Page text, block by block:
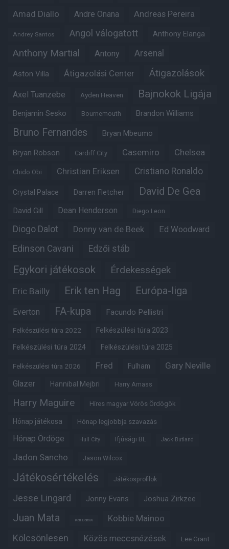
Amad Diallo Andre Onana Andreas Pereira
Andrey Santos Angol válogatott Anthony Elanga
Anthony Martial Antony Arsenal
Aston Villa Átigazolási Center Átigazolások
Axel Tuanzebe Ayden Heaven Bajnokok Ligája
Benjamin Sesko Bournemouth Brandon Williams
Bruno Fernandes Bryan Mbeumo
Bryan Robson Cardiff City Casemiro Chelsea
Chido Obi Christian Eriksen Cristiano Ronaldo
Crystal Palace Darren Fletcher David De Gea
David Gill Dean Henderson Diego Leon
Diogo Dalot Donny van de Beek Ed Woodward
Edinson Cavani Edzői stáb
Egykori játékosok Érdekességek
Eric Bailly Erik ten Hag Európa-liga
Everton FA-kupa Facundo Pellistri
Felkészülési túra 2022 Felkészülési túra 2023
Felkészülési túra 2024 Felkészülési túra 2025
Felkészülési túra 2026 Fred Fulham Gary Neville
Glazer Hannibal Mejbri Harry Amass
Harry Maguire Híres magyar Vörös Ördögök
Hónap játékosa Hónap legjobbja szavazás
Hónap Ördöge Hull City Ifjúsági BL Jack Butland
Jadon Sancho Jason Wilcox
Játékosértékelés Játékosprofilok
Jesse Lingard Jonny Evans Joshua Zirkzee
Juan Mata Karl Darlow Kobbie Mainoo
Kölcsönlesen Közös meccsnézések Lee Grant